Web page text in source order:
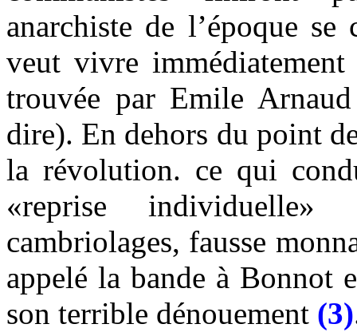
anarchiste de l’époque
veut vivre
trouvée par Emile
dire). En dehors du point
la révolution. ce qui
«reprise
cambriolages, fausse
appelé la bande à Bonnot
son terrible dénouement (3)